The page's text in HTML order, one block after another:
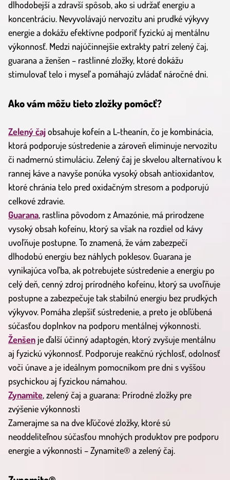
dlhodobejší a zdravší spôsob, ako si udržať energiu a
koncentráciu. Nevyvolávajú nervozitu ani prudké výkyvy
energie a dokážu efektívne podporiť fyzickú aj mentálnu
výkonnosť. Medzi najúčinnejšie extrakty patrí zelený čaj,
guarana a ženšen – rastlinné zložky, ktoré dokážu
stimulovať telo i myseľ a pomáhajú zvládať náročné dni.
Ako vám môžu tieto zložky pomôcť?
Zelený čajobsahuje kofeín a L-theanín, čo je kombinácia,
ktorá podporuje sústredenie a zároveň eliminuje nervozitu
či nadmernú stimuláciu. Zelený čaj je skvelou alternatívou k
rannej káve a navyše ponúka vysoký obsah antioxidantov,
ktoré chránia telo pred oxidačným stresom a podporujú
celkové zdravie.
Guarana, rastlina pôvodom z Amazónie, má prirodzene
vysoký obsah kofeínu, ktorý sa však na rozdiel od kávy
uvoľňuje postupne. To znamená, že vám zabezpečí
dlhodobú energiu bez náhlych poklesov. Guarana je
vynikajúca voľba, ak potrebujete sústredenie a energiu po
celý deň, cenný zdroj prírodného kofeínu, ktorý sa uvoľňuje
postupne a zabezpečuje tak stabilnú energiu bez prudkých
výkyvov. Pomáha zlepšiť sústredenie, a preto je obľúbená
súčasťou doplnkov na podporu mentálnej výkonnosti.
Ženšen je ďalší účinný adaptogén, ktorý zvyšuje mentálnu
aj fyzickú výkonnosť. Podporuje reakčnú rýchlosť, odolnosť
voči únave a je ideálnym pomocníkom pre dni s vyššou
psychickou aj fyzickou námahou.
Zynamite, zelený čaj a guarana: Prírodné zložky pre
zvýšenie výkonnosti
Zamerajme sa na dve kľúčové zložky, ktoré sú
neoddeliteľnou súčasťou mnohých produktov pre podporu
energie a výkonnosti – Zynamite® a zelený čaj.